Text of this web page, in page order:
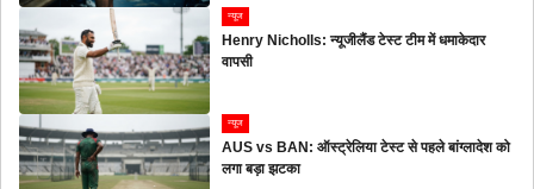
न्यूज
Henry Nicholls: न्यूजीलैंड टेस्ट टीम में धमाकेदार
वापसी
न्यूज
AUS vs BAN: ऑस्ट्रेलिया टेस्ट से पहले बांग्लादेश को
लगा बड़ा झटका